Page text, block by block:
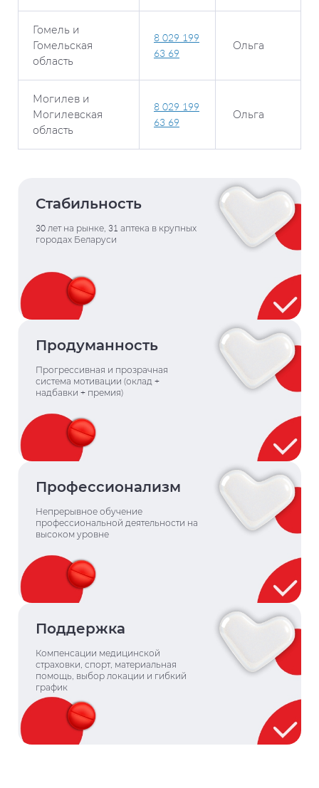
Гомель и
Гомельская
область
8 029 199
63 69
Ольга
Могилев и
Могилевская
область
8 029 199
63 69
Ольга
Стабильность
30 лет на рынке, 31 аптека в крупных
городах Беларуси
Продуманность
Прогрессивная и прозрачная
система мотивации (оклад +
надбавки + премия)
Профессионализм
Непрерывное обучение
профессиональной деятельности на
высоком уровне
Поддержка
Компенсации медицинской
страховки, спорт, материальная
помощь, выбор локации и гибкий
график